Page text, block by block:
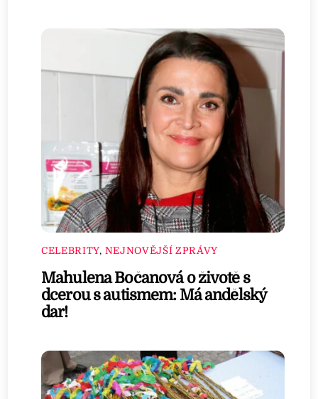
CELEBRITY, NEJNOVĚJŠÍ ZPRÁVY
Mahulena Bočanová o životě s
dcerou s autismem: Má andělský
dar!